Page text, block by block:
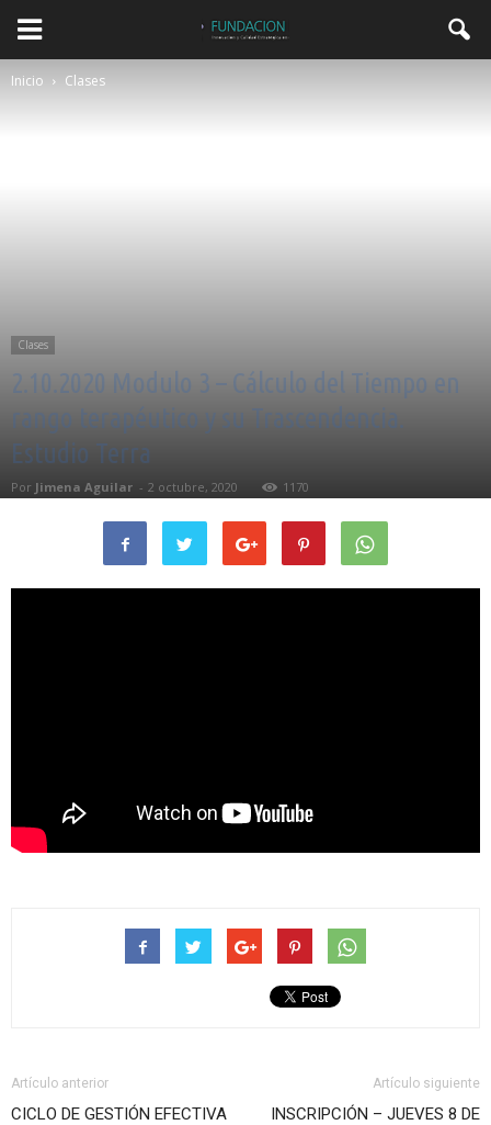
Inicio Clases
Clases
2.10.2020 Modulo 3 – Cálculo del Tiempo en
rango terapéutico y su Trascendencia.
Estudio Terra
Por Jimena Aguilar - 2 octubre, 2020 1170
Artículo anterior
CICLO DE GESTIÓN EFECTIVA
Artículo siguiente
INSCRIPCIÓN – JUEVES 8 DE